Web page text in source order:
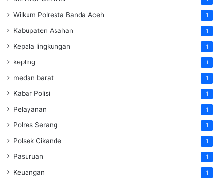
Wilkum Polresta Banda Aceh 1
Kabupaten Asahan 1
Kepala lingkungan 1
kepling 1
medan barat 1
Kabar Polisi 1
Pelayanan 1
Polres Serang 1
Polsek Cikande 1
Pasuruan 1
Keuangan 1